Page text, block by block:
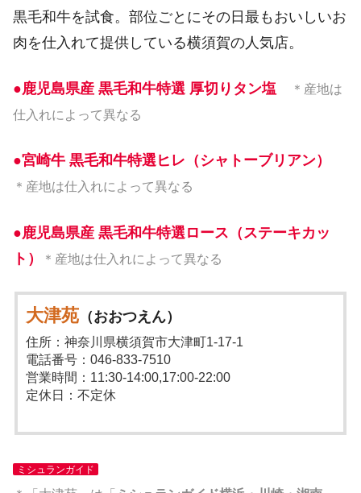
黒毛和牛を試食。部位ごとにその日最もおいしいお
肉を仕入れて提供している横須賀の人気店。
●鹿児島県産 黒毛和牛特選 厚切りタン塩
＊産地は
仕入れによって異なる
●宮崎牛 黒毛和牛特選ヒレ（シャトーブリアン）
＊産地は仕入れによって異なる
●鹿児島県産 黒毛和牛特選ロース（ステーキカッ
ト）
＊産地は仕入れによって異なる
大津苑 （おおつえん）
住所：神奈川県横須賀市大津町1-17-1
電話番号：046-833-7510
営業時間：11:30-14:00,17:00-22:00
定休日：不定休
ミシュランガイド